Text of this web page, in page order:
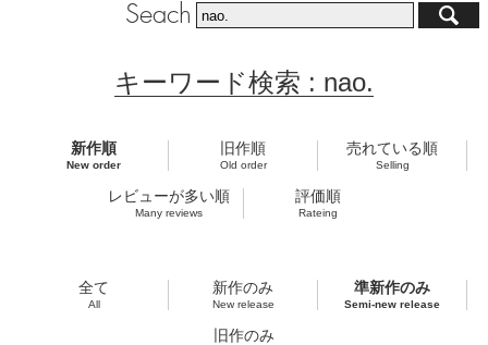
Seach
キーワード検索 : nao.
新作順
New order
旧作順
Old order
売れている順
Selling
レビューが多い順
Many reviews
評価順
Rateing
全て
All
新作のみ
New release
準新作のみ
Semi-new release
旧作のみ